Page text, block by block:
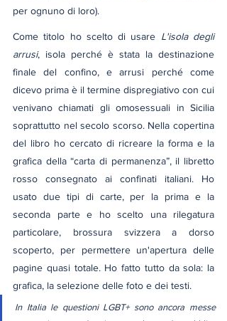
per ognuno di loro).
Come titolo ho scelto di usare L'isola degli
arrusi, isola perché è stata la destinazione
finale del confino, e arrusi perché come
dicevo prima è il termine dispregiativo con cui
venivano chiamati gli omosessuali in Sicilia
soprattutto nel secolo scorso. Nella copertina
del libro ho cercato di ricreare la forma e la
grafica della “carta di permanenza”, il libretto
rosso consegnato ai confinati italiani. Ho
usato due tipi di carte, per la prima e la
seconda parte e ho scelto una rilegatura
particolare, brossura svizzera a dorso
scoperto, per permettere un'apertura delle
pagine quasi totale. Ho fatto tutto da sola: la
grafica, la selezione delle foto e dei testi.
In Italia le questioni LGBT+ sono ancora messe